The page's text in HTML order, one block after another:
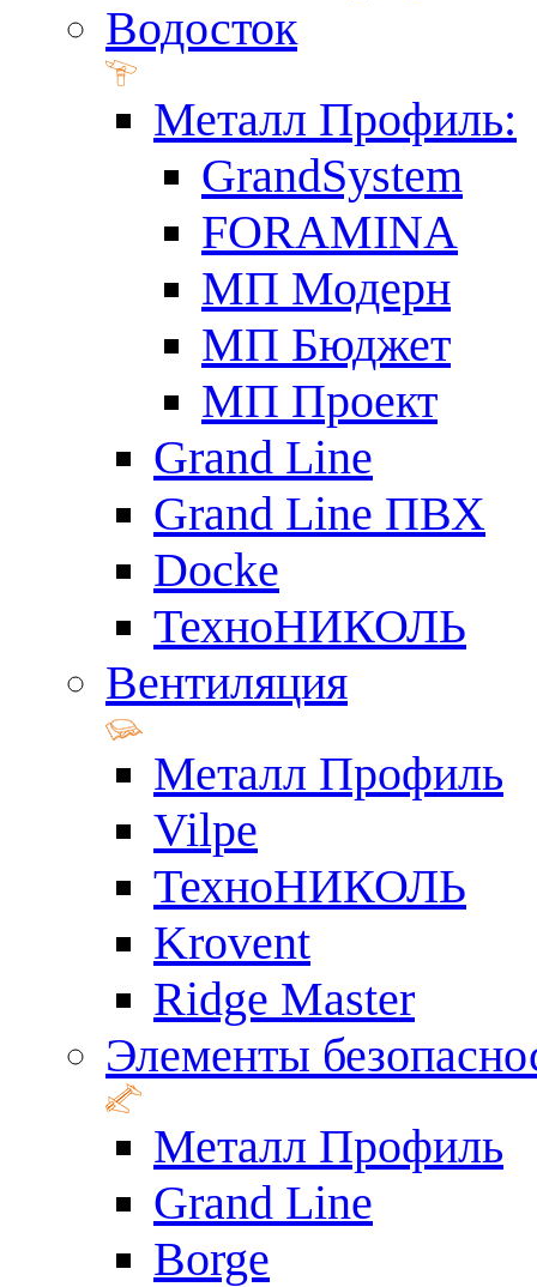
Водосток
Металл Профиль:
GrandSystem
FORAMINA
МП Модерн
МП Бюджет
МП Проект
Grand Line
Grand Line ПВХ
Docke
ТехноНИКОЛЬ
Вентиляция
Металл Профиль
Vilpe
ТехноНИКОЛЬ
Krovent
Ridge Master
Элементы
Металл Профиль
Grand Line
Borge